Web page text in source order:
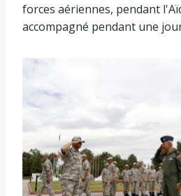
forces aériennes, pendant
accompagné pendant une